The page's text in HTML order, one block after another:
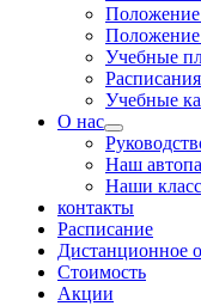
Положение
Положение
Учебные
Учебные
О нас
Наш
Наши
контакты
Расписание
Дистанционное
Стоимость
Акции